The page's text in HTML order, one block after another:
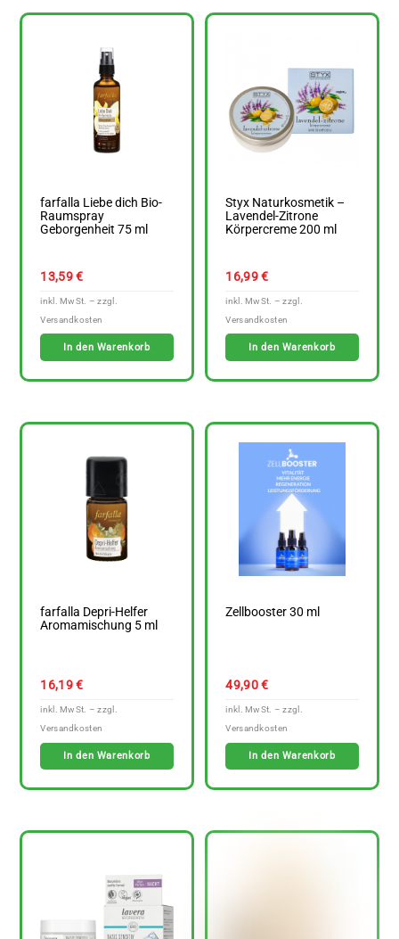
farfalla Liebe dich Bio-
Raumspray
Geborgenheit 75 ml
13,59€
In den Warenkorb
Styx Naturkosmetik –
Lavendel-Zitrone
Körpercreme 200 ml
16,99€
In den Warenkorb
farfalla Depri-Helfer
Aromamischung 5 ml
16,19€
In den Warenkorb
Zellbooster 30 ml
49,90€
In den Warenkorb